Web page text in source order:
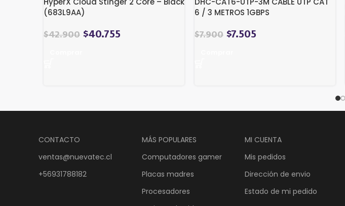
(683L9AA)
$42.900 $40.755
6 / 3 METROS 1GBPS
$7.900 $7.505
CONTACTO
ventas@nuevatec.cl
+56931788182
MÁS POPULARES
Computadores gamer
Placas madres
Procesadores
MI CUENTA
Mis pedidos
Dirección de envio
Estado de mi pedido